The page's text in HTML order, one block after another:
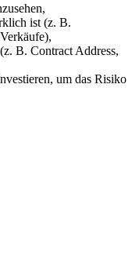
ist (z. B.
B. Contract Address,
um das Risiko